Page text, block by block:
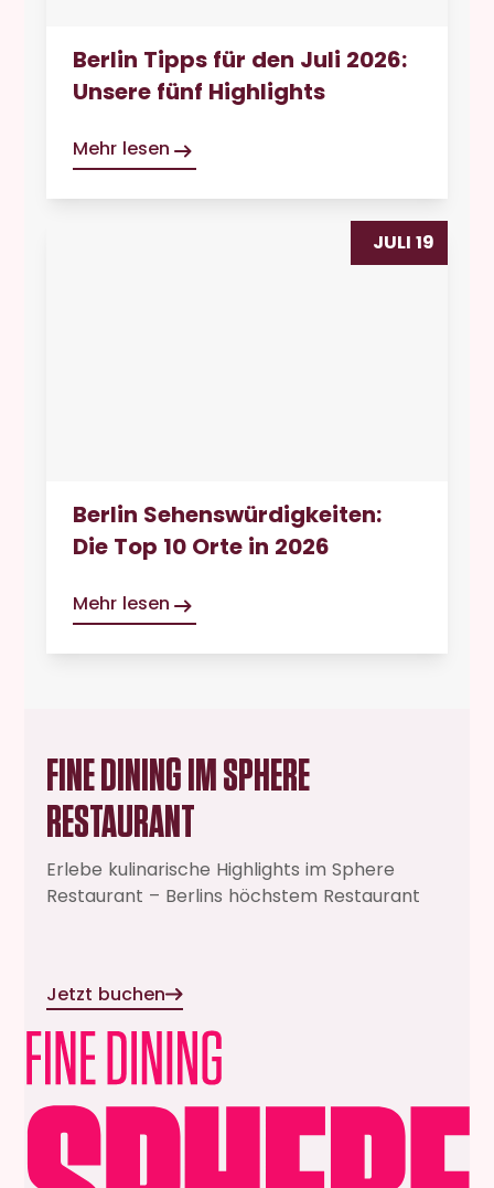
Berlin Tipps für den Juli 2026:
Unsere fünf Highlights
Mehr lesen
JULI 19
Berlin Sehenswürdigkeiten:
Die Top 10 Orte in 2026
Mehr lesen
FINE DINING IM SPHERE
RESTAURANT
Erlebe kulinarische Highlights im Sphere
Restaurant – Berlins höchstem Restaurant
Jetzt buchen